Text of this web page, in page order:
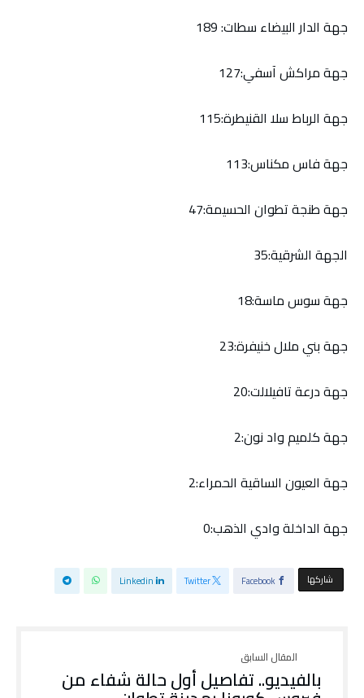
جهة الدار البيضاء سطات: 189
جهة مراكش آسفي:127
جهة الرباط سلا القنيطرة:115
جهة فاس مكناس:113
جهة طنجة تطوان الحسيمة:47
الجهة الشرقية:35
جهة سوس ماسة:18
جهة بني ملال خنيفرة:23
جهة درعة تافيلالت:20
جهة كلميم واد نون:2
جهة العيون الساقية الحمراء:2
جهة الداخلة وادي الذهب:0
‫‫ شاركها‬ Facebook
Twitter
Linkedin
بالفيديو.. تفاصيل أول حالة شفاء من